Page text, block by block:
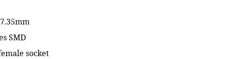
SMD
socket